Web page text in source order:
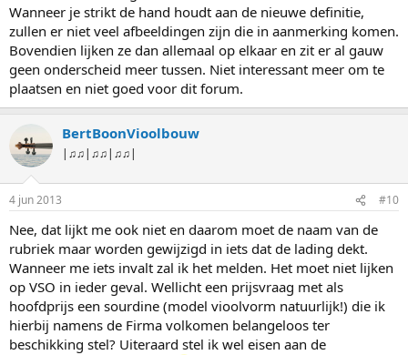
Wanneer je strikt de hand houdt aan de nieuwe definitie,
zullen er niet veel afbeeldingen zijn die in aanmerking komen.
Bovendien lijken ze dan allemaal op elkaar en zit er al gauw
geen onderscheid meer tussen. Niet interessant meer om te
plaatsen en niet goed voor dit forum.
BertBoonVioolbouw
|♫♫|♫♫|♫♫|
4 jun 2013 #10
Nee, dat lijkt me ook niet en daarom moet de naam van de
rubriek maar worden gewijzigd in iets dat de lading dekt.
Wanneer me iets invalt zal ik het melden. Het moet niet lijken
op VSO in ieder geval. Wellicht een prijsvraag met als
hoofdprijs een sourdine (model vioolvorm natuurlijk!) die ik
hierbij namens de Firma volkomen belangeloos ter
beschikking stel? Uiteraard stel ik wel eisen aan de